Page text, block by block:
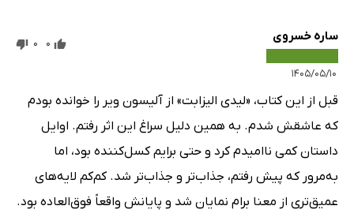
قسمت چهارم: فصل پنجاهم
22 دقیقه قسمت چهارم: فصل پنجاه و یکم
17 دقیقه قسمت چهارم: فصل پنجاه و دوم
قسمت چهارم: فصل پنجاه و سوم
6 دقیقه
ساره خسروی
۱۴۰۵/۰۵/۱۰
0
0
قبل از این کتاب، «لیدی الیزابت» از آلیسون ویر را خوانده بودم
که عاشقش شدم. به همین دلیل سراغ این اثر رفتم. اوایل
داستان کمی ناامیدم کرد و حتی برایم کسل‌کننده بود، اما
به‌مرور که پیش رفتم، جذاب‌تر و جذاب‌تر شد. کم‌کم لایه‌های
عمیق‌تری از معنا برام نمایان شد و پایانش واقعاً فوق‌العاده بود.